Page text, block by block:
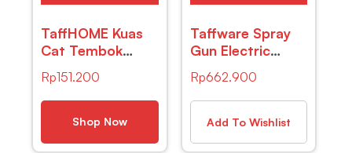
TaffHOME Kuas
Cat Tembok
Roller – DY-526
Rp151.200
Shop Now
Taffware Spray
Gun Electric
Paint 1000ml
1500mAh –
TTK7
Rp662.900
Add To Wishlist